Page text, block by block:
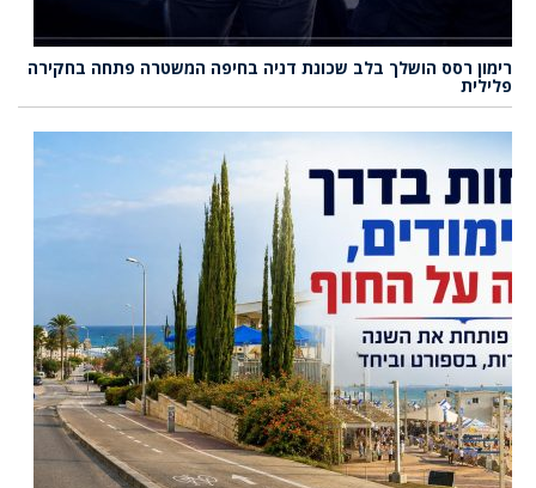
רימון רסס הושלך בלב שכונת דניה בחיפה המשטרה פתחה בחקירה
פלילית